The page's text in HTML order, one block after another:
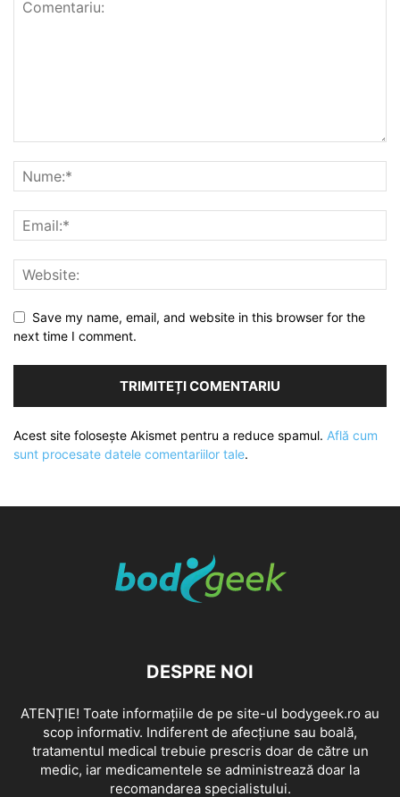
Save my name, email, and website in this browser for the
next time I comment.
Acest site folosește Akismet pentru a reduce spamul. Află cum
sunt procesate datele comentariilor tale.
DESPRE NOI
ATENȚIE! Toate informațiile de pe site-ul bodygeek.ro au
scop informativ. Indiferent de afecțiune sau boală,
tratamentul medical trebuie prescris doar de către un
medic, iar medicamentele se administrează doar la
recomandarea specialistului.